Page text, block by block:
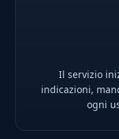
Il servizio
indicazioni,
ogni